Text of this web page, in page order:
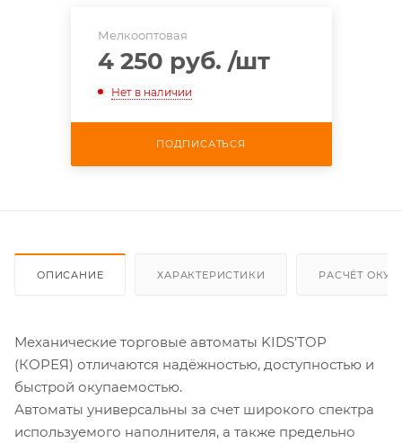
Мелкооптовая
4 250 руб. /шт
Нет в наличии
ПОДПИСАТЬСЯ
ОПИСАНИЕ ХАРАКТЕРИСТИКИ РАСЧЁТ
Механические торговые автоматы KIDS'TOP
(КОРЕЯ) отличаются надёжностью, доступностью и
быстрой окупаемостью.
Автоматы универсальны за счет широкого спектра
используемого наполнителя, а также предельно